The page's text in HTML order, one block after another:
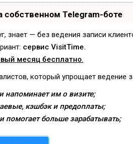
собственном Telegram-боте
знает — без ведения записи
сервис VisitTime.
месяц бесплатно.
который упрощает ведение
напоминает им о визите;
кэшбэк и предоплаты;
помогает больше зарабатывать;